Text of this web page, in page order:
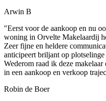
Arwin B
"Eerst voor de aankoop en nu
woning in Orvelte Makelaardij
Zeer fijne en heldere
anticipeert briljant op
Wederom raad ik deze
in een aankoop en verkoop
Robin de Boer